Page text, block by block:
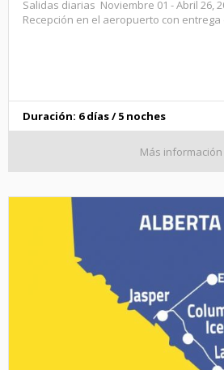
Salidas diarias Noviembre 01 - Abril 26,
Recepción en el aeropuerto con entrega
Duración: 6 días / 5 noches
Más información